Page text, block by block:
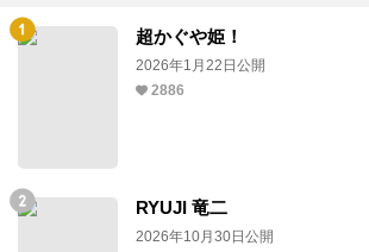
超かぐや姫！
2026年1月22日公開
2886
RYUJI 竜二
2026年10月30日公開